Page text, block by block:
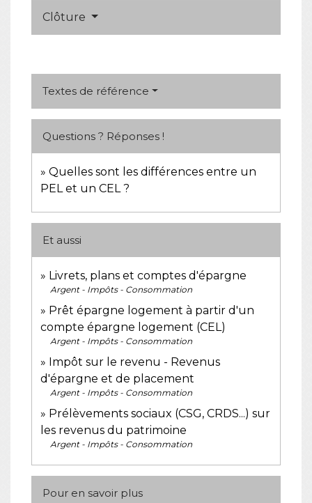
Clôture
Textes de référence
Questions ? Réponses !
Quelles sont les différences entre un
PEL et un CEL ?
Et aussi
Livrets, plans et comptes d'épargne
Argent - Impôts - Consommation
Prêt épargne logement à partir d'un
compte épargne logement (CEL)
Argent - Impôts - Consommation
Impôt sur le revenu - Revenus
d'épargne et de placement
Argent - Impôts - Consommation
Prélèvements sociaux (CSG, CRDS...) sur
les revenus du patrimoine
Argent - Impôts - Consommation
Pour en savoir plus